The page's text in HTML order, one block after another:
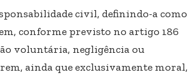
civil, definindo-a como
conforme previsto no artigo 186
voluntária, negligência ou
ainda que exclusivamente moral,